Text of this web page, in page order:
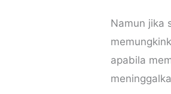
Namun jika
apabila